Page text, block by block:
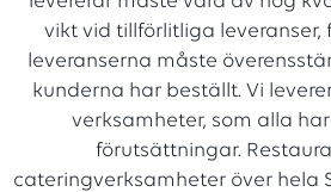
vikt vid tillförlitliga
leveranserna måste
kunderna har beställt. Vi
verksamheter, som alla
förutsättningar.
cateringverksamheter över hela